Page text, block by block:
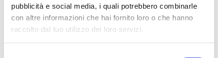
pubblicità e social media, i quali potrebbero combinarle
con altre informazioni che hai fornito loro o che hanno
raccolto dal tuo utilizzo dei loro servizi.
Detail Design and Works Management of electrical,
telecommunication and lighting systems in the hotel and
related entertainment rooms.